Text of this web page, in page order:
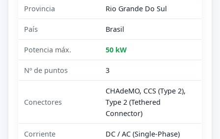
Provincia Rio Grande Do Sul
País Brasil
Potencia máx. 50 kW
Nº de puntos 3
Conectores
CHAdeMO, CCS (Type 2),
Type 2 (Tethered
Connector)
Corriente DC / AC (Single-Phase)